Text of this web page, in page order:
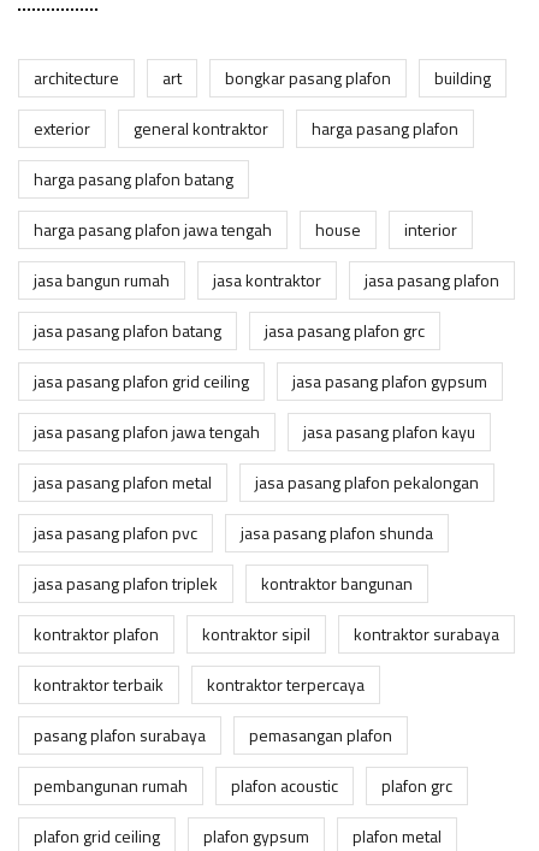
architecture art bongkar pasang plafon
building
exterior
general kontraktor
harga pasang plafon
harga pasang plafon batang
harga pasang plafon jawa tengah
house
interior
jasa bangun rumah
jasa kontraktor
jasa pasang plafon
jasa pasang plafon batang
jasa pasang plafon grc
jasa pasang plafon grid ceiling
jasa pasang plafon gypsum
jasa pasang plafon jawa tengah
jasa pasang plafon kayu
jasa pasang plafon metal
jasa pasang plafon pekalongan
jasa pasang plafon pvc
jasa pasang plafon shunda
jasa pasang plafon triplek
kontraktor bangunan
kontraktor plafon
kontraktor sipil
kontraktor surabaya
kontraktor terbaik
kontraktor terpercaya
pasang plafon surabaya
pemasangan plafon
pembangunan rumah
plafon acoustic
plafon grc
plafon grid ceiling
plafon gypsum
plafon metal